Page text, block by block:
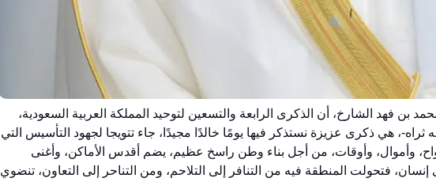
بن فهد الشارخ، أن الذكرى الرابعة والتسعين لتوحيد المملكة العربية السعودية،
، هي ذكرى عزيزة نستذكر فيها يومًا خالدًا مجيدًا، جاء تتويجا لجهود التأسيس التي
وأموال، وأوقات، من أجل بناء وطن راسخ عظيم، يضم أقدس الأماكن، وأغنى
فتحولت المنطقة فيه من التنافر إلى التلاحم، ومن التناحر إلى التعاون، تنضوي